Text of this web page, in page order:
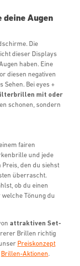
Augen
Die
dieser Displays
haben. Eine
diesen negativen
Bei eyes +
mit oder
schonen, sondern
fairen
und jede
den du siehst
überrascht.
ob du einen
Tönung du
attraktiven Set-
Brillen richtig
Preiskonzept
Brillen-Aktionen.